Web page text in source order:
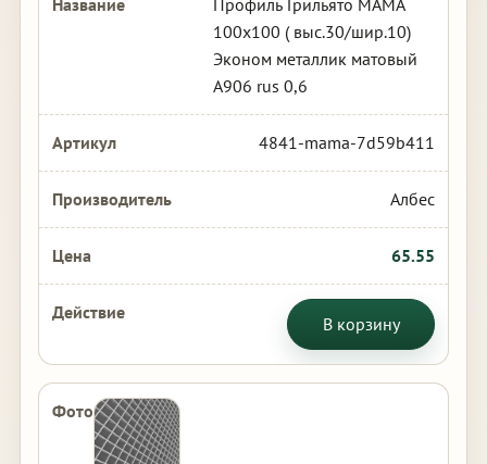
Профиль Грильято МАМА
100х100 ( выс.30/шир.10)
Эконом металлик матовый
А906 rus 0,6
4841-mama-7d59b411
Албес
65.55
В корзину